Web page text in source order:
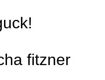
fitzner